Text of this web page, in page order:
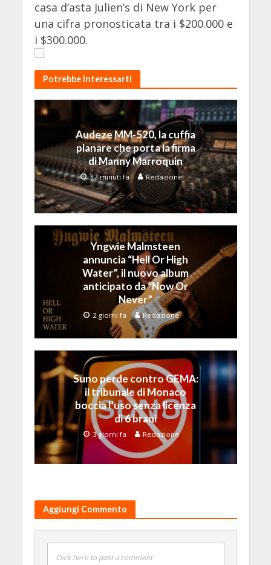
casa d’asta Julien’s di New York per
una cifra pronosticata tra i $200.000 e
i $300.000.
Potrebbe Interessarti
Audeze MM-520, la cuffia
planare che porta la firma
di Manny Marroquin
32 minuti fa Redazione
Yngwie Malmsteen
annuncia “Hell Or High
Water”, il nuovo album
anticipato da “Now Or
Never”
2 giorni fa Redazione
Suno perde contro GEMA:
il tribunale di Monaco
boccia l’uso senza licenza
di 6 brani
3 giorni fa Redazione
Aggiungi Commento
Click here to post a comment